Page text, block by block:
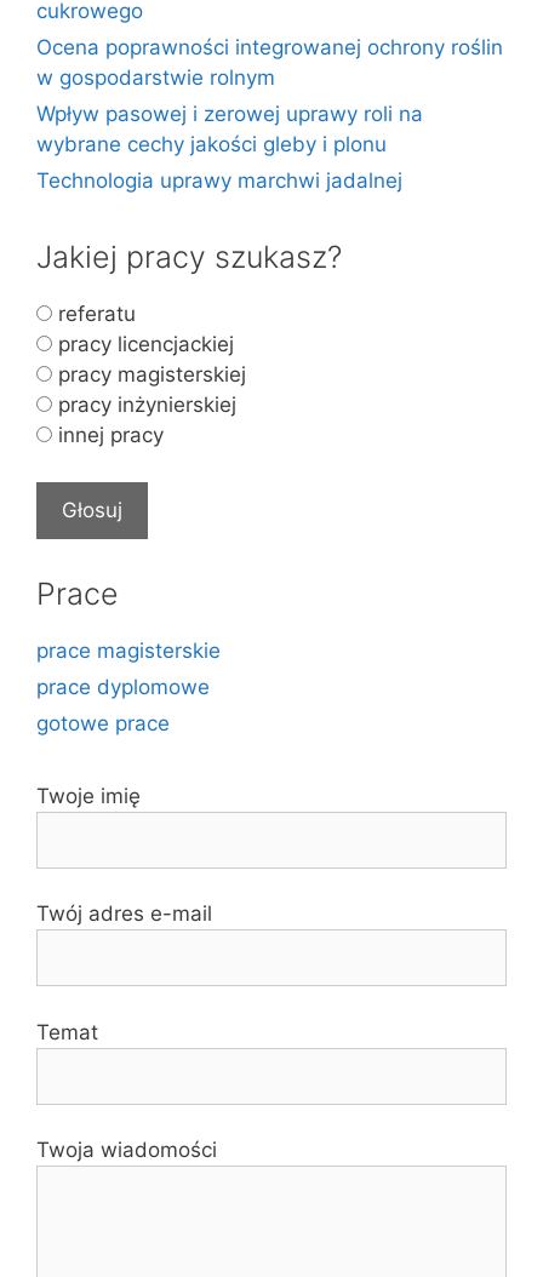
cukrowego
Ocena poprawności integrowanej ochrony roślin
w gospodarstwie rolnym
Wpływ pasowej i zerowej uprawy roli na
wybrane cechy jakości gleby i plonu
Technologia uprawy marchwi jadalnej
Jakiej pracy szukasz?
referatu
pracy licencjackiej
pracy magisterskiej
pracy inżynierskiej
innej pracy
Prace
prace magisterskie
prace dyplomowe
gotowe prace
Twoje imię
Twój adres e-mail
Temat
Twoja wiadomości